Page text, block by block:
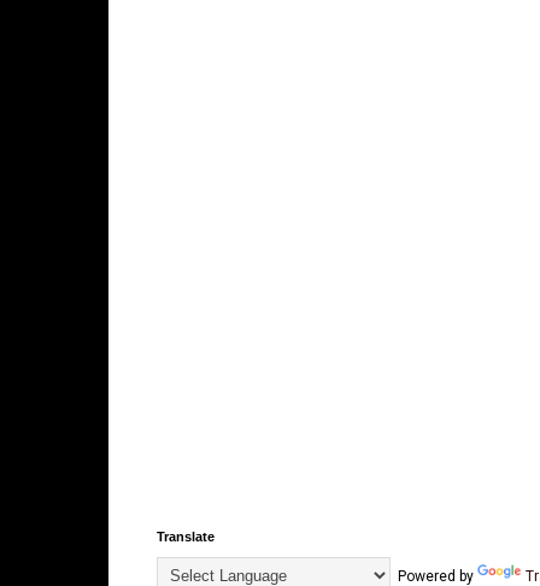
Translate
Powered by